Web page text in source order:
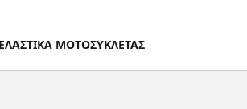
ΜΟΤΟΣΥΚΛΕΤΑΣ